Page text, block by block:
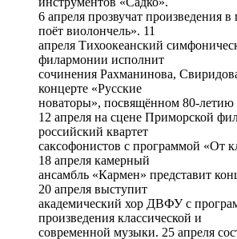
6 апреля прозвучат произведения
поёт виолончель». 11
апреля Тихоокеанский
филармонии исполнит
сочинения Рахманинова,
концерте «Русские
новаторы», посвящённом 80-
12 апреля на сцене Приморской
российский квартет
саксофонистов с программой «От
18 апреля камерный
ансамбль «Кармен» представит
20 апреля выступит
академический хор ДВФУ с
произведения классической и
современной музыки. 25 апреля